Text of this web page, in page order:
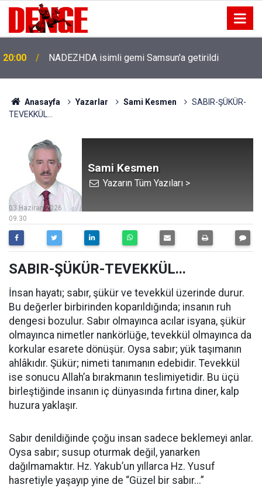
20:00 NADEZHDA isimli gemi Samsun'a getirildi
Anasayfa Yazarlar Sami Kesmen
SABIR-ŞÜKÜR-
TEVEKKÜL...
Sami Kesmen
Yazarın Tüm Yazıları >
09:30
03 Haziran 2026
SABIR-ŞÜKÜR-TEVEKKÜL...
İnsan hayatı; sabır, şükür ve tevekkül üzerinde durur.
Bu değerler birbirinden koparıldığında; insanın ruh
dengesi bozulur. Sabır olmayınca acılar isyana, şükür
olmayınca nimetler nankörlüğe, tevekkül olmayınca da
korkular esarete dönüşür. Oysa sabır; yük taşımanın
ahlâkıdır. Şükür; nimeti tanımanın edebidir. Tevekkül
ise sonucu Allah’a bırakmanın teslimiyetidir. Bu üçü
birleştiğinde insanın iç dünyasında fırtına diner, kalp
huzura yaklaşır.
Sabır denildiğinde çoğu insan sadece beklemeyi anlar.
Oysa sabır; susup oturmak değil, yanarken
dağılmamaktır. Hz. Yakub’un yıllarca Hz. Yusuf
hasretiyle yaşayıp yine de “Güzel bir sabır...”